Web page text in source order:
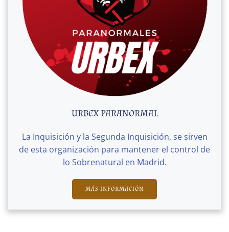
URBEX PARANORMAL
La Inquisición y la Segunda Inquisición, se sirven
de esta organización para mantener el control de
lo Sobrenatural en Madrid.
MÁS INFORMACIÓN